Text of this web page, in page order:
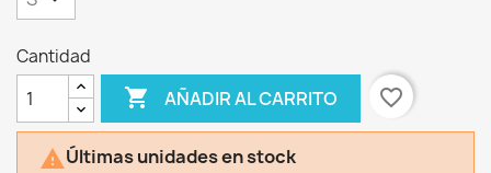
Cantidad
 AÑADIR AL CARRITO favorite_border
Últimas unidades en stock